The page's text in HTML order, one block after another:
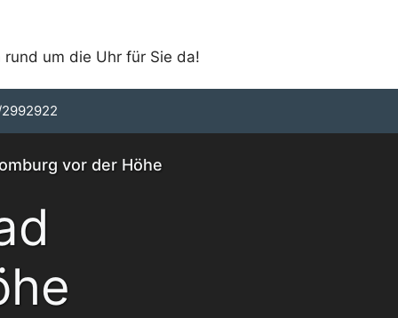
um die Uhr für Sie da!
vor der Höhe